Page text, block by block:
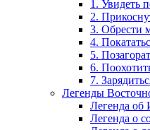
1. Увидеть
2.
3. Обрести
4.
5.
6.
7.
Легенды
Легенда
Легенда о